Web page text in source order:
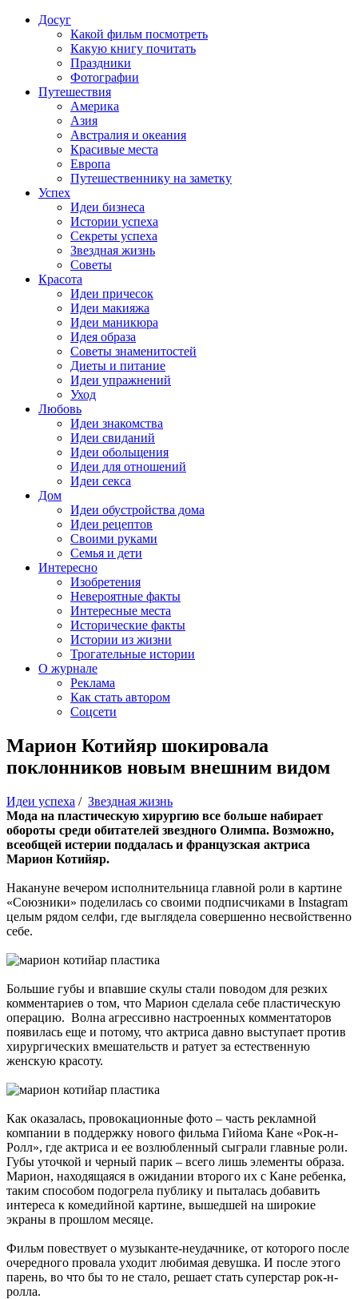
Досуг
Какой фильм посмотреть
Какую книгу почитать
Праздники
Фотографии
Путешествия
Америка
Азия
Австралия и океания
Красивые места
Европа
Путешественнику на заметку
Успех
Идеи бизнеса
Истории успеха
Секреты успеха
Звездная жизнь
Советы
Красота
Идеи причесок
Идеи макияжа
Идеи маникюра
Идея образа
Советы знаменитостей
Диеты и питание
Идеи упражнений
Уход
Любовь
Идеи знакомства
Идеи свиданий
Идеи обольщения
Идеи для отношений
Идеи секса
Дом
Идеи обустройства дома
Идеи рецептов
Своими руками
Семья и дети
Интересно
Изобретения
Невероятные факты
Интересные места
Исторические факты
Истории из жизни
Трогательные истории
О журнале
Реклама
Как стать автором
Соцсети
Марион Котийяр шокировала
поклонников новым внешним видом
Идеи успеха / Звездная жизнь
Мода на пластическую хирургию все больше набирает
обороты среди обитателей звездного Олимпа. Возможно,
всеобщей истерии поддалась и французская актриса
Марион Котийяр.
Накануне вечером исполнительница главной роли в картине
«Союзники» поделилась со своими подписчиками в Instagram
целым рядом селфи, где выглядела совершенно несвойственно
себе.
Большие губы и впавшие скулы стали поводом для резких
комментариев о том, что Марион сделала себе пластическую
операцию. Волна агрессивно настроенных комментаторов
появилась еще и потому, что актриса давно выступает против
хирургических вмешательств и ратует за естественную
женскую красоту.
Как оказалась, провокационные фото – часть рекламной
компании в поддержку нового фильма Гийома Кане «Рок-н-
Ролл», где актриса и ее возлюбленный сыграли главные роли.
Губы уточкой и черный парик – всего лишь элементы образа.
Марион, находящаяся в ожидании второго их с Кане ребенка,
таким способом подогрела публику и пыталась добавить
интереса к комедийной картине, вышедшей на широкие
экраны в прошлом месяце.
Фильм повествует о музыканте-неудачнике, от которого после
очередного провала уходит любимая девушка. И после этого
парень, во что бы то не стало, решает стать суперстар рок-н-
ролла.